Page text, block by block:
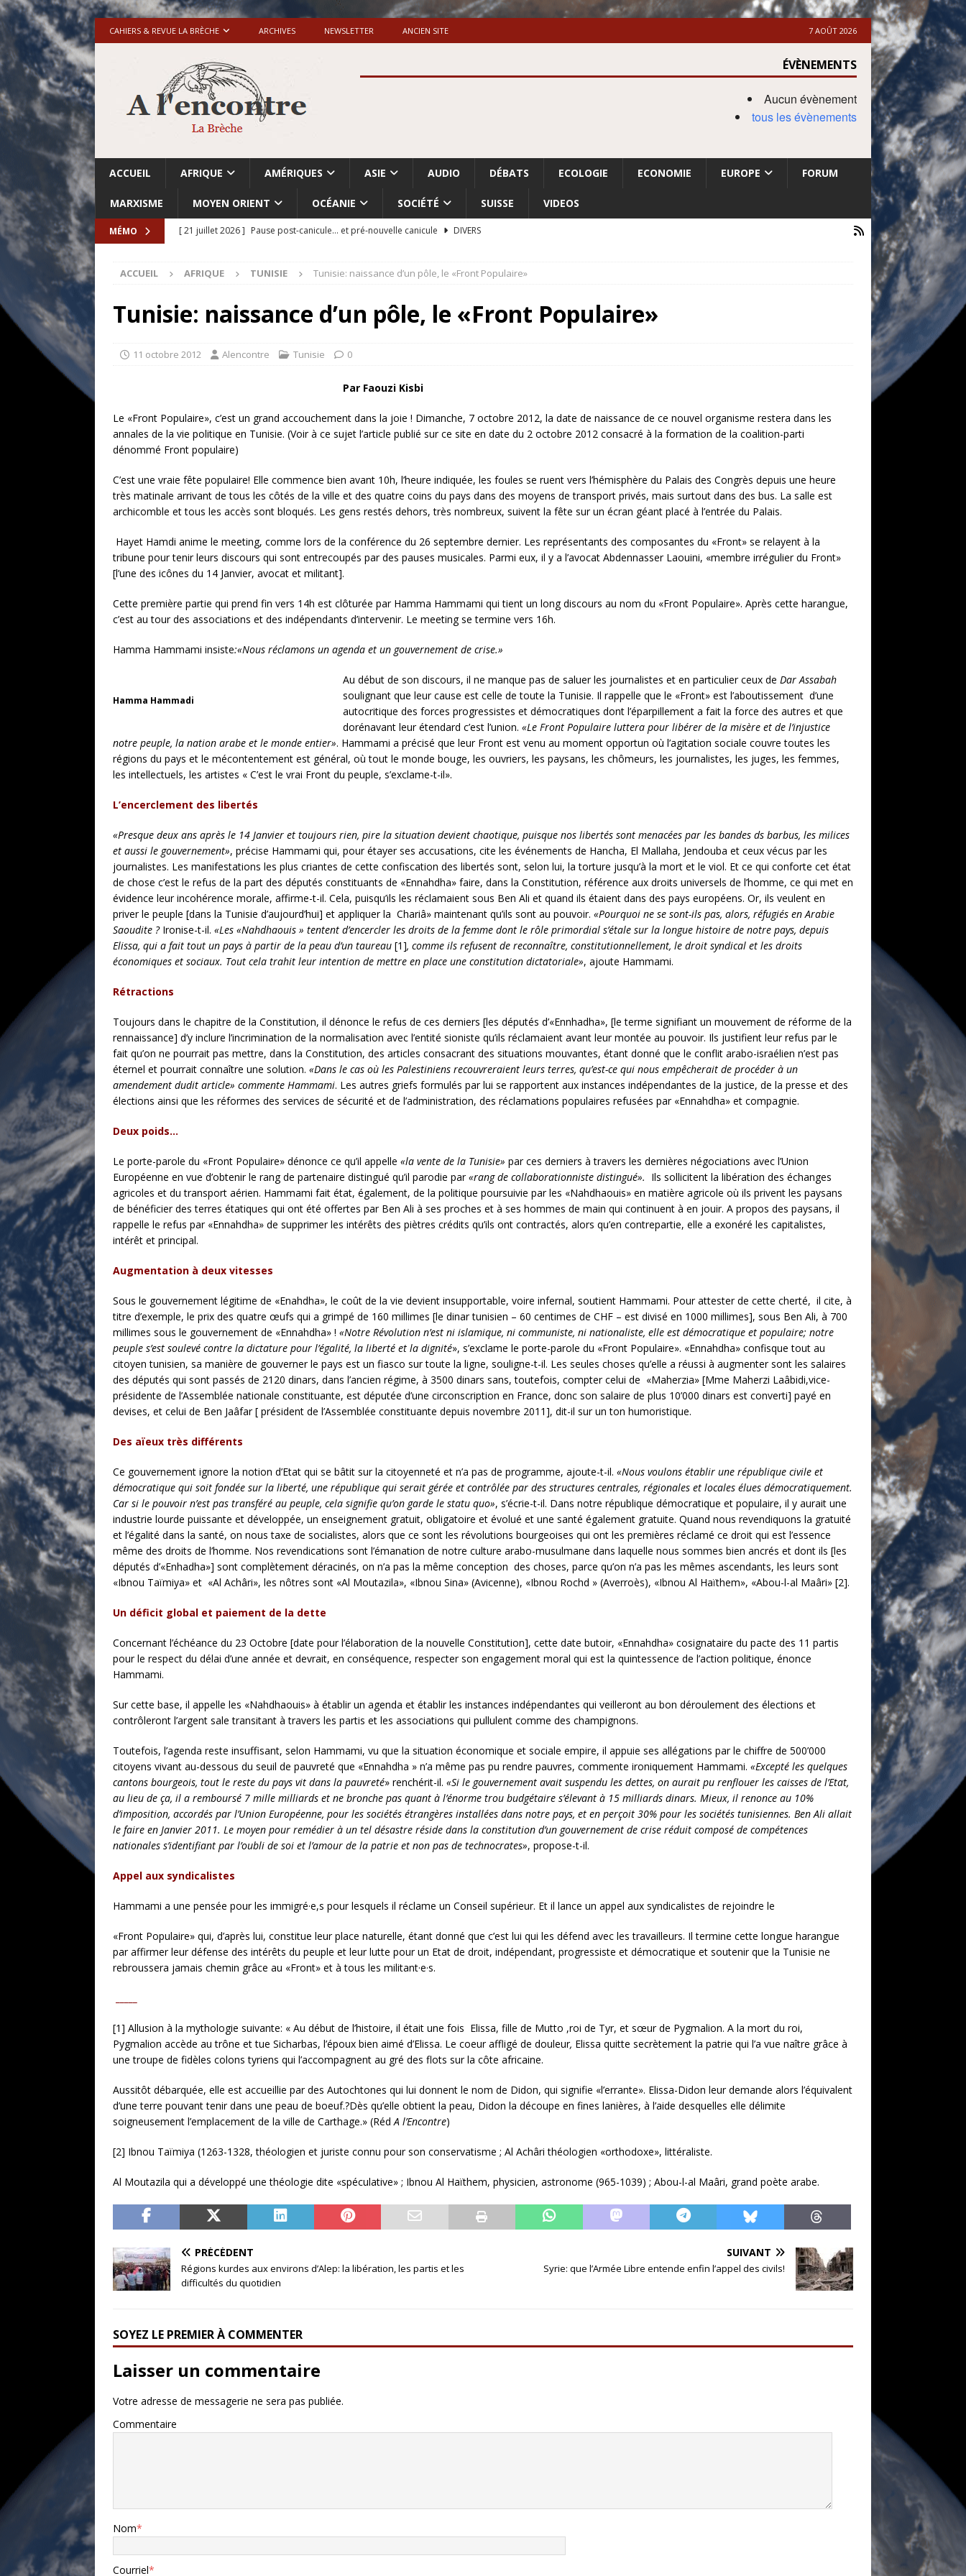
CAHIERS & REVUE LA BRÈCHE ARCHIVES NEWSLETTER ANCIEN SITE 7 AOÛT 2026
ÉVÈNEMENTS
Aucun évènement
tous les évènements
ACCUEIL AFRIQUE AMÉRIQUES ASIE AUDIO DÉBATS ECOLOGIE ECONOMIE EUROPE FORUM
MARXISME MOYEN ORIENT OCÉANIE SOCIÉTÉ SUISSE VIDEOS
MÉMO [ 21 juillet 2026 ] Pause post-canicule… et pré-nouvelle canicule
DIVERS
[ 18 juillet 2026 ]
Israël-Palestine. «Accentuation du nettoyage ethnique en Cisjordanie et à Gaza
avant les élections du 27 octobre»
ISRAËL
«Le discours de Trump sur la “fraude électorale” était une blague de mauvais
goût… et une menace»
ETATS-UNIS
* LA UNE
ACCUEIL AFRIQUE TUNISIE Tunisie: naissance d’un pôle, le «Front Populaire»
Tunisie: naissance d’un pôle, le «Front Populaire»
11 octobre 2012 Alencontre Tunisie 0
Par Faouzi Kisbi
Le «Front Populaire», c’est un grand accouchement dans la joie ! Dimanche, 7 octobre 2012, la date de naissance de ce nouvel organisme restera dans les
annales de la vie politique en Tunisie. (Voir à ce sujet l’article publié sur ce site en date du 2 octobre 2012 consacré à la formation de la coalition-parti
dénommé Front populaire)
C’est une vraie fête populaire! Elle commence bien avant 10h, l’heure indiquée, les foules se ruent vers l’hémisphère du Palais des Congrès depuis une heure
très matinale arrivant de tous les côtés de la ville et des quatre coins du pays dans des moyens de transport privés, mais surtout dans des bus. La salle est
archicomble et tous les accès sont bloqués. Les gens restés dehors, très nombreux, suivent la fête sur un écran géant placé à l’entrée du Palais.
Hayet Hamdi anime le meeting, comme lors de la conférence du 26 septembre dernier. Les représentants des composantes du «Front» se relayent à la
tribune pour tenir leurs discours qui sont entrecoupés par des pauses musicales. Parmi eux, il y a l’avocat Abdennasser Laouini, «membre irrégulier du Front»
[l’une des icônes du 14 Janvier, avocat et militant].
Cette première partie qui prend fin vers 14h est clôturée par Hamma Hammami qui tient un long discours au nom du «Front Populaire». Après cette harangue,
c’est au tour des associations et des indépendants d’intervenir. Le meeting se termine vers 16h.
Hamma Hammami insiste:«Nous réclamons un agenda et un gouvernement de crise.»
Hamma Hammadi
Au début de son discours, il ne manque pas de saluer les journalistes et en particulier ceux de Dar Assabah
soulignant que leur cause est celle de toute la Tunisie. Il rappelle que le «Front» est l’aboutissement d’une
autocritique des forces progressistes et démocratiques dont l’éparpillement a fait la force des autres et que
dorénavant leur étendard c’est l’union. «Le Front Populaire luttera pour libérer de la misère et de l’injustice
notre peuple, la nation arabe et le monde entier». Hammami a précisé que leur Front est venu au moment opportun où l’agitation sociale couvre toutes les
régions du pays et le mécontentement est général, où tout le monde bouge, les ouvriers, les paysans, les chômeurs, les journalistes, les juges, les femmes,
les intellectuels, les artistes « C’est le vrai Front du peuple, s’exclame-t-il».
L’encerclement des libertés
«Presque deux ans après le 14 Janvier et toujours rien, pire la situation devient chaotique, puisque nos libertés sont menacées par les bandes ds barbus, les milices
et aussi le gouvernement», précise Hammami qui, pour étayer ses accusations, cite les événements de Hancha, El Mallaha, Jendouba et ceux vécus par les
journalistes. Les manifestations les plus criantes de cette confiscation des libertés sont, selon lui, la torture jusqu’à la mort et le viol. Et ce qui conforte cet état
de chose c’est le refus de la part des députés constituants de «Ennahdha» faire, dans la Constitution, référence aux droits universels de l’homme, ce qui met en
évidence leur incohérence morale, affirme-t-il. Cela, puisqu’ils les réclamaient sous Ben Ali et quand ils étaient dans des pays européens. Or, ils veulent en
priver le peuple [dans la Tunisie d’aujourd’hui] et appliquer la Chariâ» maintenant qu’ils sont au pouvoir. «Pourquoi ne se sont-ils pas, alors, réfugiés en Arabie
Saoudite ?Ironise-t-il. «Les «Nahdhaouis » tentent d’encercler les droits de la femme dont le rôle primordial s’étale sur la longue histoire de notre pays, depuis
Elissa, qui a fait tout un pays à partir de la peau d’un taureau [1], comme ils refusent de reconnaître, constitutionnellement, le droit syndical et les droits
économiques et sociaux. Tout cela trahit leur intention de mettre en place une constitution dictatoriale», ajoute Hammami.
Rétractions
Toujours dans le chapitre de la Constitution, il dénonce le refus de ces derniers [les députés d’«Ennhadha», [le terme signifiant un mouvement de réforme de la
rennaissance] d’y inclure l’incrimination de la normalisation avec l’entité sioniste qu’ils réclamaient avant leur montée au pouvoir. Ils justifient leur refus par le
fait qu’on ne pourrait pas mettre, dans la Constitution, des articles consacrant des situations mouvantes, étant donné que le conflit arabo-israélien n’est pas
éternel et pourrait connaître une solution. «Dans le cas où les Palestiniens recouvreraient leurs terres, qu’est-ce qui nous empêcherait de procéder à un
amendement dudit article» commente Hammami. Les autres griefs formulés par lui se rapportent aux instances indépendantes de la justice, de la presse et des
élections ainsi que les réformes des services de sécurité et de l’administration, des réclamations populaires refusées par «Ennahdha» et compagnie.
Deux poids…
Le porte-parole du «Front Populaire» dénonce ce qu’il appelle «la vente de la Tunisie» par ces derniers à travers les dernières négociations avec l’Union
Européenne en vue d’obtenir le rang de partenaire distingué qu’il parodie par«rang de collaborationniste distingué». Ils sollicitent la libération des échanges
agricoles et du transport aérien. Hammami fait état, également, de la politique poursuivie par les «Nahdhaouis» en matière agricole où ils privent les paysans
de bénéficier des terres étatiques qui ont été offertes par Ben Ali à ses proches et à ses hommes de main qui continuent à en jouir. A propos des paysans, il
rappelle le refus par «Ennahdha» de supprimer les intérêts des piètres crédits qu’ils ont contractés, alors qu’en contrepartie, elle a exonéré les capitalistes,
intérêt et principal.
Augmentation à deux vitesses
Sous le gouvernement légitime de «Enahdha», le coût de la vie devient insupportable, voire infernal, soutient Hammami. Pour attester de cette cherté, il cite, à
titre d’exemple, le prix des quatre œufs qui a grimpé de 160 millimes [le dinar tunisien – 60 centimes de CHF – est divisé en 1000 millimes], sous Ben Ali, à 700
millimes sous le gouvernement de «Ennahdha» ! «Notre Révolution n’est ni islamique, ni communiste, ni nationaliste, elle est démocratique et populaire; notre
peuple s’est soulevé contre la dictature pour l’égalité, la liberté et la dignité», s’exclame le porte-parole du «Front Populaire». «Ennahdha» confisque tout au
citoyen tunisien, sa manière de gouverner le pays est un fiasco sur toute la ligne, souligne-t-il. Les seules choses qu’elle a réussi à augmenter sont les salaires
des députés qui sont passés de 2120 dinars, dans l’ancien régime, à 3500 dinars sans, toutefois, compter celui de «Maherzia» [Mme Maherzi Laâbidi,vice-
présidente de l’Assemblée nationale constituante, est députée d’une circonscription en France, donc son salaire de plus 10’000 dinars est converti] payé en
devises, et celui de Ben Jaâfar [ président de l’Assemblée constituante depuis novembre 2011], dit-il sur un ton humoristique.
Des aïeux très différents
Ce gouvernement ignore la notion d’Etat qui se bâtit sur la citoyenneté et n’a pas de programme, ajoute-t-il. «Nous voulons établir une république civile et
démocratique qui soit fondée sur la liberté, une république qui serait gérée et contrôlée par des structures centrales, régionales et locales élues démocratiquement.
Car si le pouvoir n’est pas transféré au peuple, cela signifie qu’on garde le statu quo», s’écrie-t-il. Dans notre république démocratique et populaire, il y aurait une
industrie lourde puissante et développée, un enseignement gratuit, obligatoire et évolué et une santé également gratuite. Quand nous revendiquons la gratuité
et l’égalité dans la santé, on nous taxe de socialistes, alors que ce sont les révolutions bourgeoises qui ont les premières réclamé ce droit qui est l’essence
même des droits de l’homme. Nos revendications sont l’émanation de notre culture arabo-musulmane dans laquelle nous sommes bien ancrés et dont ils [les
députés d’«Enhadha»] sont complètement déracinés, on n’a pas la même conception des choses, parce qu’on n’a pas les mêmes ascendants, les leurs sont
«Ibnou Taïmiya» et «Al Achâri», les nôtres sont «Al Moutazila», «Ibnou Sina» (Avicenne), «Ibnou Rochd » (Averroès), «Ibnou Al Haïthem», «Abou-l-al Maâri» [2].
Un déficit global et paiement de la dette
Concernant l’échéance du 23 Octobre [date pour l’élaboration de la nouvelle Constitution], cette date butoir, «Ennahdha» cosignataire du pacte des 11 partis
pour le respect du délai d’une année et devrait, en conséquence, respecter son engagement moral qui est la quintessence de l’action politique, énonce
Hammami.
Sur cette base, il appelle les «Nahdhaouis» à établir un agenda et établir les instances indépendantes qui veilleront au bon déroulement des élections et
contrôleront l’argent sale transitant à travers les partis et les associations qui pullulent comme des champignons.
Toutefois, l’agenda reste insuffisant, selon Hammami, vu que la situation économique et sociale empire, il appuie ses allégations par le chiffre de 500’000
citoyens vivant au-dessous du seuil de pauvreté que «Ennahdha » n’a même pas pu rendre pauvres, commente ironiquement Hammami. «Excepté les quelques
cantons bourgeois, tout le reste du pays vit dans la pauvreté» renchérit-il. «Si le gouvernement avait suspendu les dettes, on aurait pu renflouer les caisses de l’Etat,
au lieu de ça, il a remboursé 7 mille milliards et ne bronche pas quant à l’énorme trou budgétaire s’élevant à 15 milliards dinars. Mieux, il renonce au 10%
d’imposition, accordés par l’Union Européenne, pour les sociétés étrangères installées dans notre pays, et en perçoit 30% pour les sociétés tunisiennes. Ben Ali allait
le faire en Janvier 2011. Le moyen pour remédier à un tel désastre réside dans la constitution d’un gouvernement de crise réduit composé de compétences
nationales s’identifiant par l’oubli de soi et l’amour de la patrie et non pas de technocrates», propose-t-il.
Appel aux syndicalistes
Hammami a une pensée pour les immigré·e,s pour lesquels il réclame un Conseil supérieur. Et il lance un appel aux syndicalistes de rejoindre le
«Front Populaire» qui, d’après lui, constitue leur place naturelle, étant donné que c’est lui qui les défend avec les travailleurs. Il termine cette longue harangue
par affirmer leur défense des intérêts du peuple et leur lutte pour un Etat de droit, indépendant, progressiste et démocratique et soutenir que la Tunisie ne
rebroussera jamais chemin grâce au «Front» et à tous les militant·e·s.
[1] Allusion à la mythologie suivante: « Au début de l’histoire, il était une fois Elissa, fille de Mutto ,roi de Tyr, et sœur de Pygmalion. A la mort du roi,
Pygmalion accède au trône et tue Sicharbas, l’époux bien aimé d’Elissa. Le coeur affligé de douleur, Elissa quitte secrètement la patrie qui l’a vue naître grâce à
une troupe de fidèles colons tyriens qui l’accompagnent au gré des flots sur la côte africaine.
Aussitôt débarquée, elle est accueillie par des Autochtones qui lui donnent le nom de Didon, qui signifie «l’errante». Elissa-Didon leur demande alors l’équivalent
d’une terre pouvant tenir dans une peau de boeuf.?Dès qu’elle obtient la peau, Didon la découpe en fines lanières, à l’aide desquelles elle délimite
soigneusement l’emplacement de la ville de Carthage.» (RédA l’Encontre)
[2] Ibnou Taïmiya (1263-1328, théologien et juriste connu pour son conservatisme ; Al Achâri théologien «orthodoxe», littéraliste.
Al Moutazila qui a développé une théologie dite «spéculative» ; Ibnou Al Haïthem, physicien, astronome (965-1039) ; Abou-l-al Maâri, grand poète arabe.
PRÉCÉDENT
Régions kurdes aux environs d’Alep: la libération, les partis et les
difficultés du quotidien
SUIVANT
Syrie: que l’Armée Libre entende enfin l’appel des civils!
SOYEZ LE PREMIER À COMMENTER
Laisser un commentaire
Votre adresse de messagerie ne sera pas publiée.
Commentaire
Nom*
Courriel*